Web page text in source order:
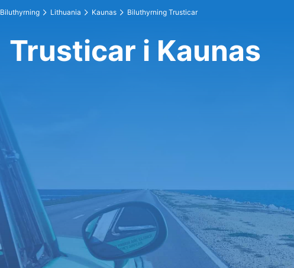
Biluthyrning Lithuania Kaunas Biluthyrning Trusticar
Trusticar i Kaunas